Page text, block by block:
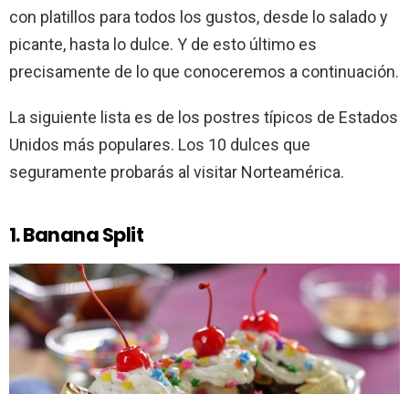
con platillos para todos los gustos, desde lo salado y
picante, hasta lo dulce. Y de esto último es
precisamente de lo que conoceremos a continuación.
La siguiente lista es de los postres típicos de Estados
Unidos más populares. Los 10 dulces que
seguramente probarás al visitar Norteamérica.
1. Banana Split